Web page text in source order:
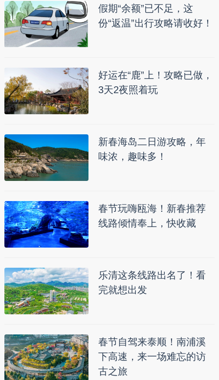
假期“余额”已不足，这
份“返温”出行攻略请收好！
好运在“鹿”上！攻略已做，
3天2夜照着玩
新春海岛二日游攻略，年
味浓，趣味多！
春节玩嗨瓯海！新春推荐
线路倾情奉上，快收藏
乐清这条线路出名了！看
完就想出发
春节自驾来泰顺！南浦溪
下高速，来一场难忘的访
古之旅